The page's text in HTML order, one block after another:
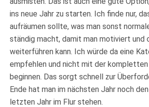
ins neue Jahr zu starten. Ich finde nur,
aufräumen sollte, was man sonst
ständig macht, damit man motiviert und
weiterführen kann. Ich würde da eine
empfehlen und nicht mit der kompletten
beginnen. Das sorgt schnell zur
Ende hat man im nächsten Jahr noch
letzten Jahr im Flur stehen.